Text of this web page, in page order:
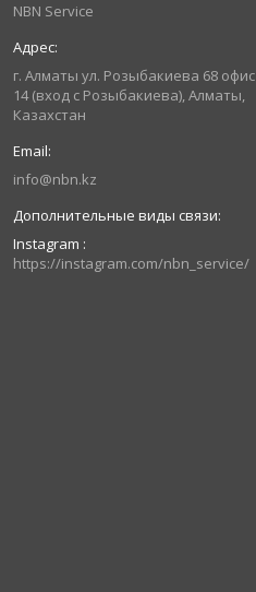
NBN Service
г. Алматы ул. Розыбакиева 68 офис
14 (вход с Розыбакиева), Алматы,
Казахстан
info@nbn.kz
Instagram
https://instagram.com/nbn_service/